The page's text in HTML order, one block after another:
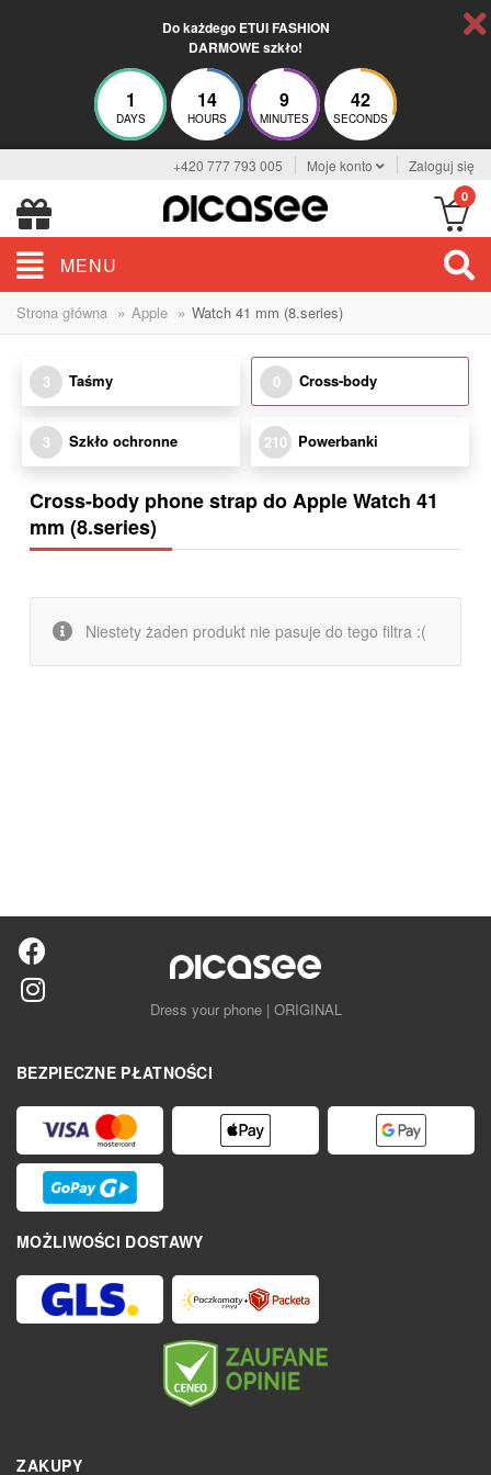
Do każdego ETUI FASHION
DARMOWE szkło!
1
DAYS
14
HOURS
9
MINUTES
42
SECONDS
+420 777 793 005 Moje konto Zaloguj się
0
MENU
Strona główna » Apple » Watch 41 mm (8.series)
3 Taśmy 0 Cross-body
3 Szkło ochronne 210 Powerbanki
Cross-body phone strap do Apple Watch 41
mm (8.series)
Niestety żaden produkt nie pasuje do tego filtra :(
Dress your phone | ORIGINAL
BEZPIECZNE PŁATNOŚCI
MOŻLIWOŚCI DOSTAWY
ZAKUPY